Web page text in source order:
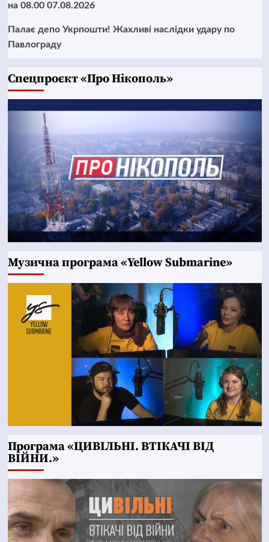
на 08.00 07.08.2026
Палає депо Укрпошти! Жахливі наслідки удару по
Павлограду
Cпецпроєкт «Про Нікополь»
Музична програма «Yellow Submarine»
Програма «ЦИВІЛЬНІ. ВТІКАЧІ ВІД
ВІЙНИ.»